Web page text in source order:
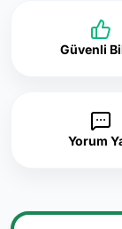
Güvenli
Yorum